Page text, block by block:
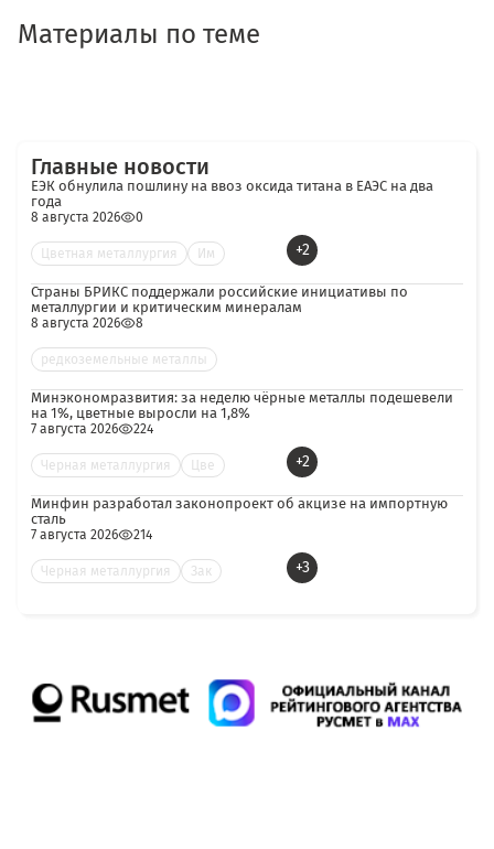
Материалы по теме
Главные новости
ЕЭК обнулила пошлину на ввоз оксида титана в ЕАЭС на два
года
8 августа 2026 0
Цветная металлургия Им +2
Страны БРИКС поддержали российские инициативы по
металлургии и критическим минералам
8 августа 2026 8
редкоземельные металлы
Минэкономразвития: за неделю чёрные металлы подешевели
на 1%, цветные выросли на 1,8%
7 августа 2026 224
Черная металлургия Цве +2
Минфин разработал законопроект об акцизе на импортную
сталь
7 августа 2026 214
Черная металлургия Зак +3